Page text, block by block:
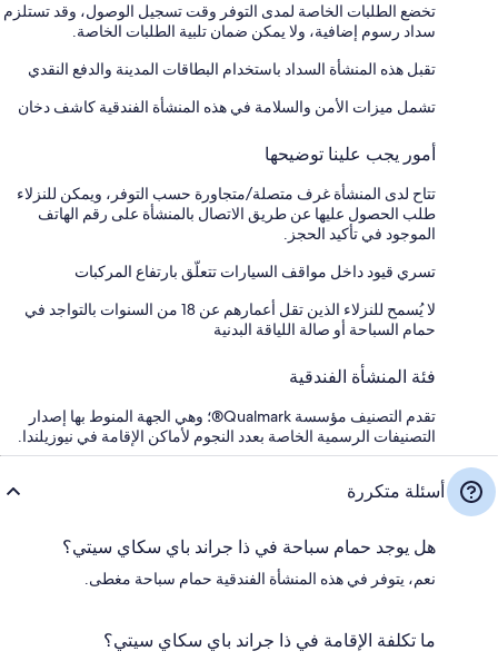
تخضع الطلبات الخاصة لمدى التوفر وقت تسجيل الوصول، وقد تستلزم
سداد رسوم إضافية، ولا يمكن ضمان تلبية الطلبات الخاصة.
تقبل هذه المنشأة السداد باستخدام البطاقات المدينة والدفع النقدي
تشمل ميزات الأمن والسلامة في هذه المنشأة الفندقية كاشف دخان
أمور يجب علينا توضيحها
تتاح لدى المنشأة غرف متصلة/متجاورة حسب التوفر، ويمكن للنزلاء
طلب الحصول عليها عن طريق الاتصال بالمنشأة على رقم الهاتف
الموجود في تأكيد الحجز.
تسري قيود داخل مواقف السيارات تتعلّق بارتفاع المركبات
لا يُسمح للنزلاء الذين تقل أعمارهم عن 18 من السنوات بالتواجد في
حمام السباحة أو صالة اللياقة البدنية
فئة المنشأة الفندقية
تقدم التصنيف مؤسسة Qualmark®؛ وهي الجهة المنوط بها إصدار
التصنيفات الرسمية الخاصة بعدد النجوم لأماكن الإقامة في نيوزيلندا.
أسئلة متكررة
هل يوجد حمام سباحة في ذا جراند باي سكاي سيتي؟
نعم، يتوفر في هذه المنشأة الفندقية حمام سباحة مغطى.
ما تكلفة الإقامة في ذا جراند باي سكاي سيتي؟